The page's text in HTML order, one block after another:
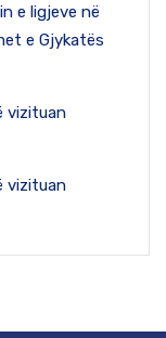
e ligjeve në
e Gjykatës
vizituan
vizituan